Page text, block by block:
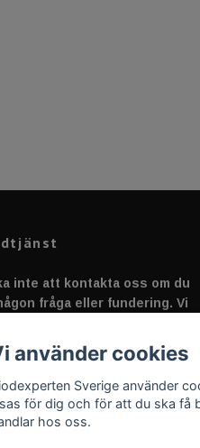
inte att kontakta oss om du
fråga eller fundering. Vi
använder cookies
Sverige använder
för dig och för att du ska få
hos oss.